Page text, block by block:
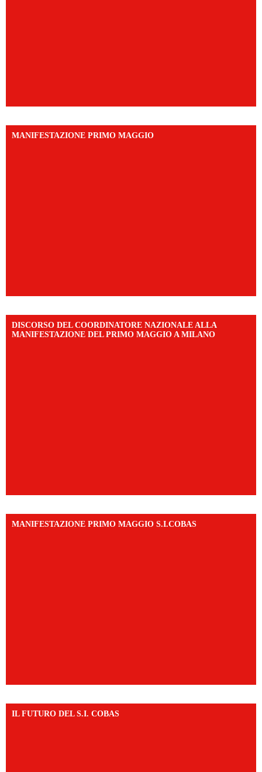
MANIFESTAZIONE PRIMO MAGGIO
DISCORSO DEL COORDINATORE NAZIONALE ALLA
MANIFESTAZIONE DEL PRIMO MAGGIO A MILANO
MANIFESTAZIONE PRIMO MAGGIO S.I.COBAS
IL FUTURO DEL S.I. COBAS